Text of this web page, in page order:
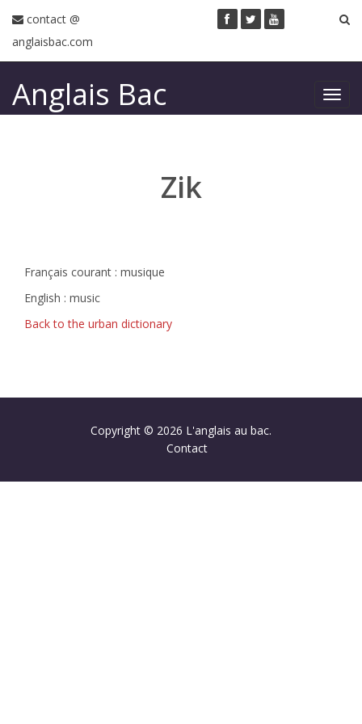
contact @
anglaisbac.com
Anglais Bac
Zik
Français courant : musique
English : music
Back to the urban dictionary
Copyright © 2026 L'anglais au bac.
Contact